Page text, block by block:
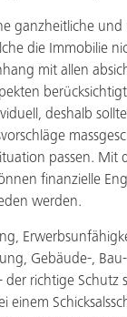
ganzheitliche und
die Immobilie
mit allen
deshalb
passen. Mit
finanzielle
werden.
Gebäude-,
richtige Schutz
einem